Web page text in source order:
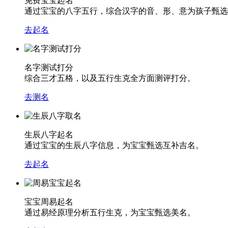
通过宝宝的八字五行，综合汉字的音、形、意为孩子甄
去起名
名字测试打分
综合三才五格，以及五行生克全方面测评打分。
去测名
生辰八字起名
通过宝宝的生辰八字信息，为宝宝甄选互补吉名。
去起名
宝宝周易起名
通过易经原理分析五行生克，为宝宝甄选美名。